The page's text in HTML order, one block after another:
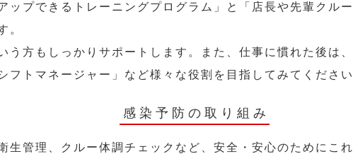
ップできるトレーニングプログラム」と「店長や先輩クル
。
う方もしっかりサポートします。また、仕事に慣れた後は
フトマネージャー」など様々な役割を目指してみてくださ
感染予防の取り組み
生管理、クルー体調チェックなど、安全・安心のためにこ